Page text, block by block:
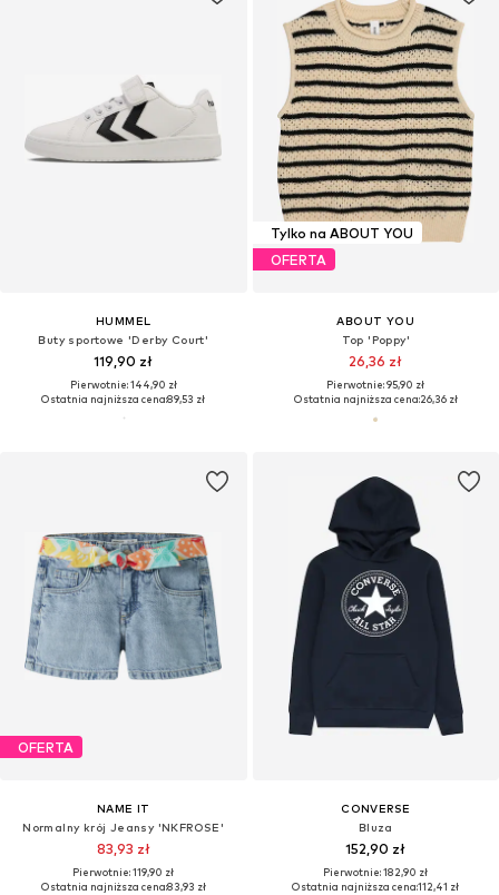
HUMMEL
Buty sportowe 'Derby Court'
119,90 zł
Pierwotnie: 144,90 zł
Ostatnia najniższa cena:89,53 zł
Tylko na ABOUT YOU
OFERTA
ABOUT YOU
Top 'Poppy'
26,36 zł
Pierwotnie: 95,90 zł
Ostatnia najniższa cena:26,36 zł
OFERTA
NAME IT
Normalny krój Jeansy 'NKFROSE'
83,93 zł
Pierwotnie: 119,90 zł
Ostatnia najniższa cena:83,93 zł
CONVERSE
Bluza
152,90 zł
Pierwotnie: 182,90 zł
Ostatnia najniższa cena:112,41 zł